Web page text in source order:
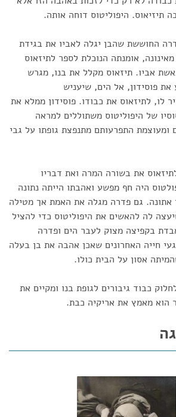
תיזיאוס. היפוליטוס דוחה אותה.
החוששת שהבן יגלה לאביו את בגידת
אומנתה הנוכלת לספר לתיזאוס
אביו. תיזאוס מקלל את בנו, מגרש
את פוסידון, אל הים, שיעניש
לו, לתיזאוס את כבודו. פוסידון ממלא את
של היפוליטוס משתוללים למראה
ומעוצמת התפרעותם מתנפצת גופתו על גבי
את בשורה המרה ואת דבריו
היה חף מפשע ואהבתו הייתה נתונה
אתונה. גם פדרה מגלה את האמת אך מטילה
לה להאשים את היפוליטוס כדי להציל
בקפיצה מצוק לעבר הים ופדרה
חייה האחרונים שאכן אהבה את בן בעלה
אסון על הבית כולו.
כבוד גיבורים לגופת בנו ומקיים את
הוא מאמץ את אריקיה כבת.